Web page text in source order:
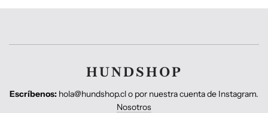
HUNDSHOP
Escríbenos: hola@hundshop.cl o por nuestra cuenta de Instagram.
Nosotros